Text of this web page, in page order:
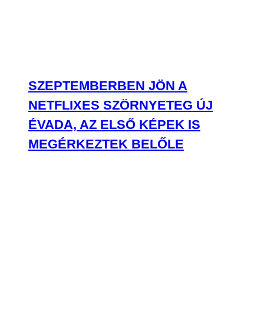
SZEPTEMBERBEN JÖN A
NETFLIXES SZÖRNYETEG ÚJ
ÉVADA, AZ ELSŐ KÉPEK IS
MEGÉRKEZTEK BELŐLE